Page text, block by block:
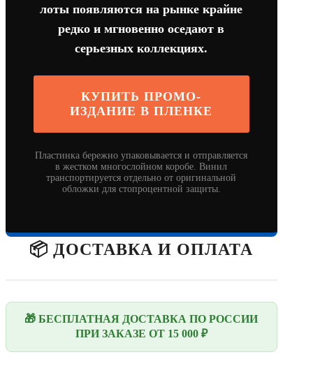
лоты появляются на рынке крайне
редко и мгновенно оседают в
серьезных коллекциях.
КУПИТЬ ПРОМО-
ИЗДАНИЕ В ПЛЕНКЕ
Пластинка бережно упаковывается и отправляется
в жестком многослойном коробе. Винил
транспортируется отдельно от оригинальной
обложки для стопроцентной защиты.
📦 ДОСТАВКА И ОПЛАТА
🎁 БЕСПЛАТНАЯ ДОСТАВКА ПО РОССИИ
ПРИ ЗАКАЗЕ ОТ 15 000 ₽